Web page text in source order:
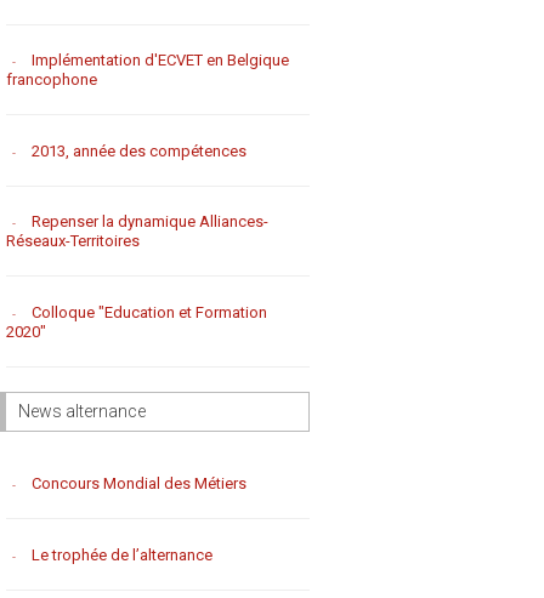
Implémentation d'ECVET en Belgique
francophone
2013, année des compétences
Repenser la dynamique Alliances-
Réseaux-Territoires
Colloque "Education et Formation
2020"
News alternance
Concours Mondial des Métiers
Le trophée de l’alternance